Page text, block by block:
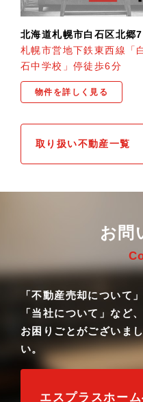
北海道札幌市白石区北郷
札幌市営地下鉄東西線「
石中学校」停徒歩6分
物件を詳しく見る
取り扱い不動産一覧
お問
「不動産売却について
「当社について」など、
お困りごとがございま
い。
エスプラスホー